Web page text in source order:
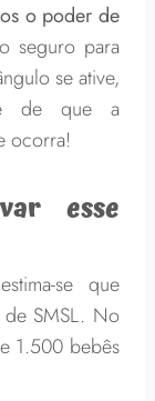
o poder de
seguro para
se ative,
de que a
ocorra!
esse
se que
de SMSL. No
1.500 bebês